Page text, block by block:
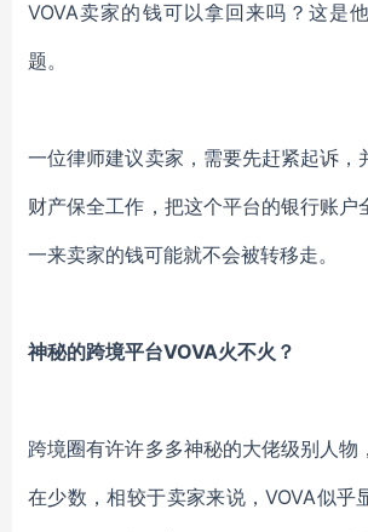
VOVA卖家的钱可以拿回来吗？这是
题。
一位律师建议卖家，需要先赶紧起诉，
财产保全工作，把这个平台的银行账户
一来卖家的钱可能就不会被转移走。
神秘的跨境平台VOVA火不火？
跨境圈有许许多多神秘的大佬级别人物
在少数，相较于卖家来说，VOVA似乎